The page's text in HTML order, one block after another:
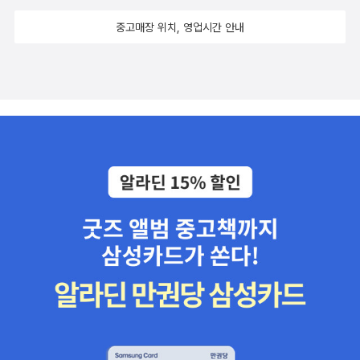
세계사》 (민음사, 1994년) [보르헤스 선집 2]* 호르헤 루이스 보르
《칼잡이들의 세계사》 (민음사, 1997년) [보르헤스 선집 5]* 호르헤
아르헨티나의 작가 보르헤스(Borges)와 견줄 만하다고 평가받는다.
보르헤스는 허구와 현실을 철저히 구분 짓는 경계를 허문 이야기꾼이
다. 보르헤스의 소설에 나오는 세계와 인물들은 비현실적이다. 헤르
메스 님은 찬쉐의 문학 세계에 한 축을 담당하는 ‘환상성’은 포송령
(蒲松齡)의 기담 소설집 《요재지이》에서 시작되었다고 말했다.보르
헤스는 《요재지이》에 실린 기담을 ‘사실주의(realism) 소설’이라고
했다. 그는 왜 환상 소설을 실제와 같은 이야기라고 말한 것일까? 보
를 실제의 사건으로 이해하면서 읽는다. 나를 포함한 <달궁> 독자들
양하고 두꺼운 건 1000페이지. 레닌 평전은 4권짜리고, 트로츠키 평
야 하는 것을 슬퍼해야 하는 건지 도통 감을 잡기가 어려운 지경에 처
에 대해 아는 바가 거의 없어놔서 얼마나 알찬 책인지는 섣부르게 판
단할 수 없지만, 형식으로만 보자면 그냥 평범한 입문서다. 특별히 재
미도 없지만 도저히 용서하지 못할 만큼 지루하지는 않다. 10. 죽어
가는 짐승 / 필립 로스 지음 / 정영목 옮김: 야하다. 히히.: 이 짐승의
마음은 도무지 알 길이 없다. 말빨이 되게 좋긴 한데, 별로 설득할 생
각이 없는 것 같아서 이쪽도 별로 설득될 생각이 없다. 아마 시간이 좀
지나고 나면, 야한 할아버지가 나왔던 이야기로만 기억될 것 같다. 1
음은 조금 이해가 될 듯도 하다. 죽어가는 그 짐승에 비하면 말빨이 별
야 한다면, 책을 사야 한다._ 장석주, 박연준, 『내 아침 인사 대신 읽어
데, 그 그림의 아래 가장자리 부분에 알프스의 움막 농가가 그려져 있
다. 그래서 사람들이 이 그림은 상상화일 뿐이라고 말해도 믿을 수가
없었다. 그림은 그냥 그림일 뿐, 그것에 관해서 상상할 수 있는 것이
아무것도 없다는 생각을 하면 오랫동안 거의 질식할 것 같은 상태에
있곤 했다. 글자 읽는 법을 터득할 때도 상황은 흡사했다. 존재하지도
않은 것에 대해 무언가를 기술한다는 것을 상상할 수조차 없었다. 학
교에서 배우는 독서교본에 나와 있는 장소는 분명히 존재했다. 비록
내 소유는 아니지만 근처 어딘가에 존재하는 장소로서 심지어 그곳이
점의 이야기들이었으며, 일인칭 화자가 등장하지 않는 책을 접하면
니면 대체 누구한테 말대답을 한단 말입니까? 그러나 달리 보면 꽤 설
진한 시절에 그랬듯 '나는 이렇게 생각합니다. 여러분의 의견은 어떻
습니까?'라고 말하지 않습니다. 다들 냉철해졌거든요. 대화도 통보로
대체해버렸습니다. 그래서 우리는 이렇게 말하지요. '이상은 사실이
다. 당신들은 언제든 이것을 검토할 수 있으나, 그것은 우리의 관심사
가 아니다. 몇년 후, 경찰이 당신들에게 내가 옳다는 것을 입증할 것이
다.'_ 알베르 카뮈, 『전락』, 46-47쪽 내가 도달한 나이는 콘수엘라에
게 커다란 의미가 있어. 노신사와 사귀는 여자아이들은 나이에도 불
독성은 오히려 엥겔스가 낫다 싶을 때가 많다. 포이어바흐를 생각할
놔, 마침내 저자를 향한 나의 시니컬까지 유발하고 마는 그 문제적 시
니컬함. 법 / 정치 / 경제 : 4권 11. 경제학자들은 왜 싸우는가: 100쪽
는데는 충분한 가치가 있다는 느낌. 12. 자본론의 세계: 명쾌한 이론
설명인데도 행여나 길어질라치면 저자 스스로 못 견디듯 곧바로 신
이라 2001년의 현실을 분석하고 있다는 것이 함정. 근데 그 때나 지
츠를 갖가지 형태의 창작 지도로 묘사한 책이라고. 지도의 전통적 개
분야에서 벌어지고 있는 강력한 지배 세력과 이를 위협하는 작은 세
력 사이의 끝없는 권력 투쟁 현장을 파헤친 책이다. <누가 진실을 말
잃어버린 사람들에게 고하는 메시지다. 음모론에 관한 책이라 <음모
론의 시대>와 어울린다. <세계지리>는 사회평론에서 펴낸 지리학 교
아해서 구입도 고려중. 책이 비싸긴 하다. <군주론>의 개정
자본주의 위기의 시대 왜 혁명인가>와 <처음 만나는 혁명가들>은 한
중고매장 위치, 영업시간 안내